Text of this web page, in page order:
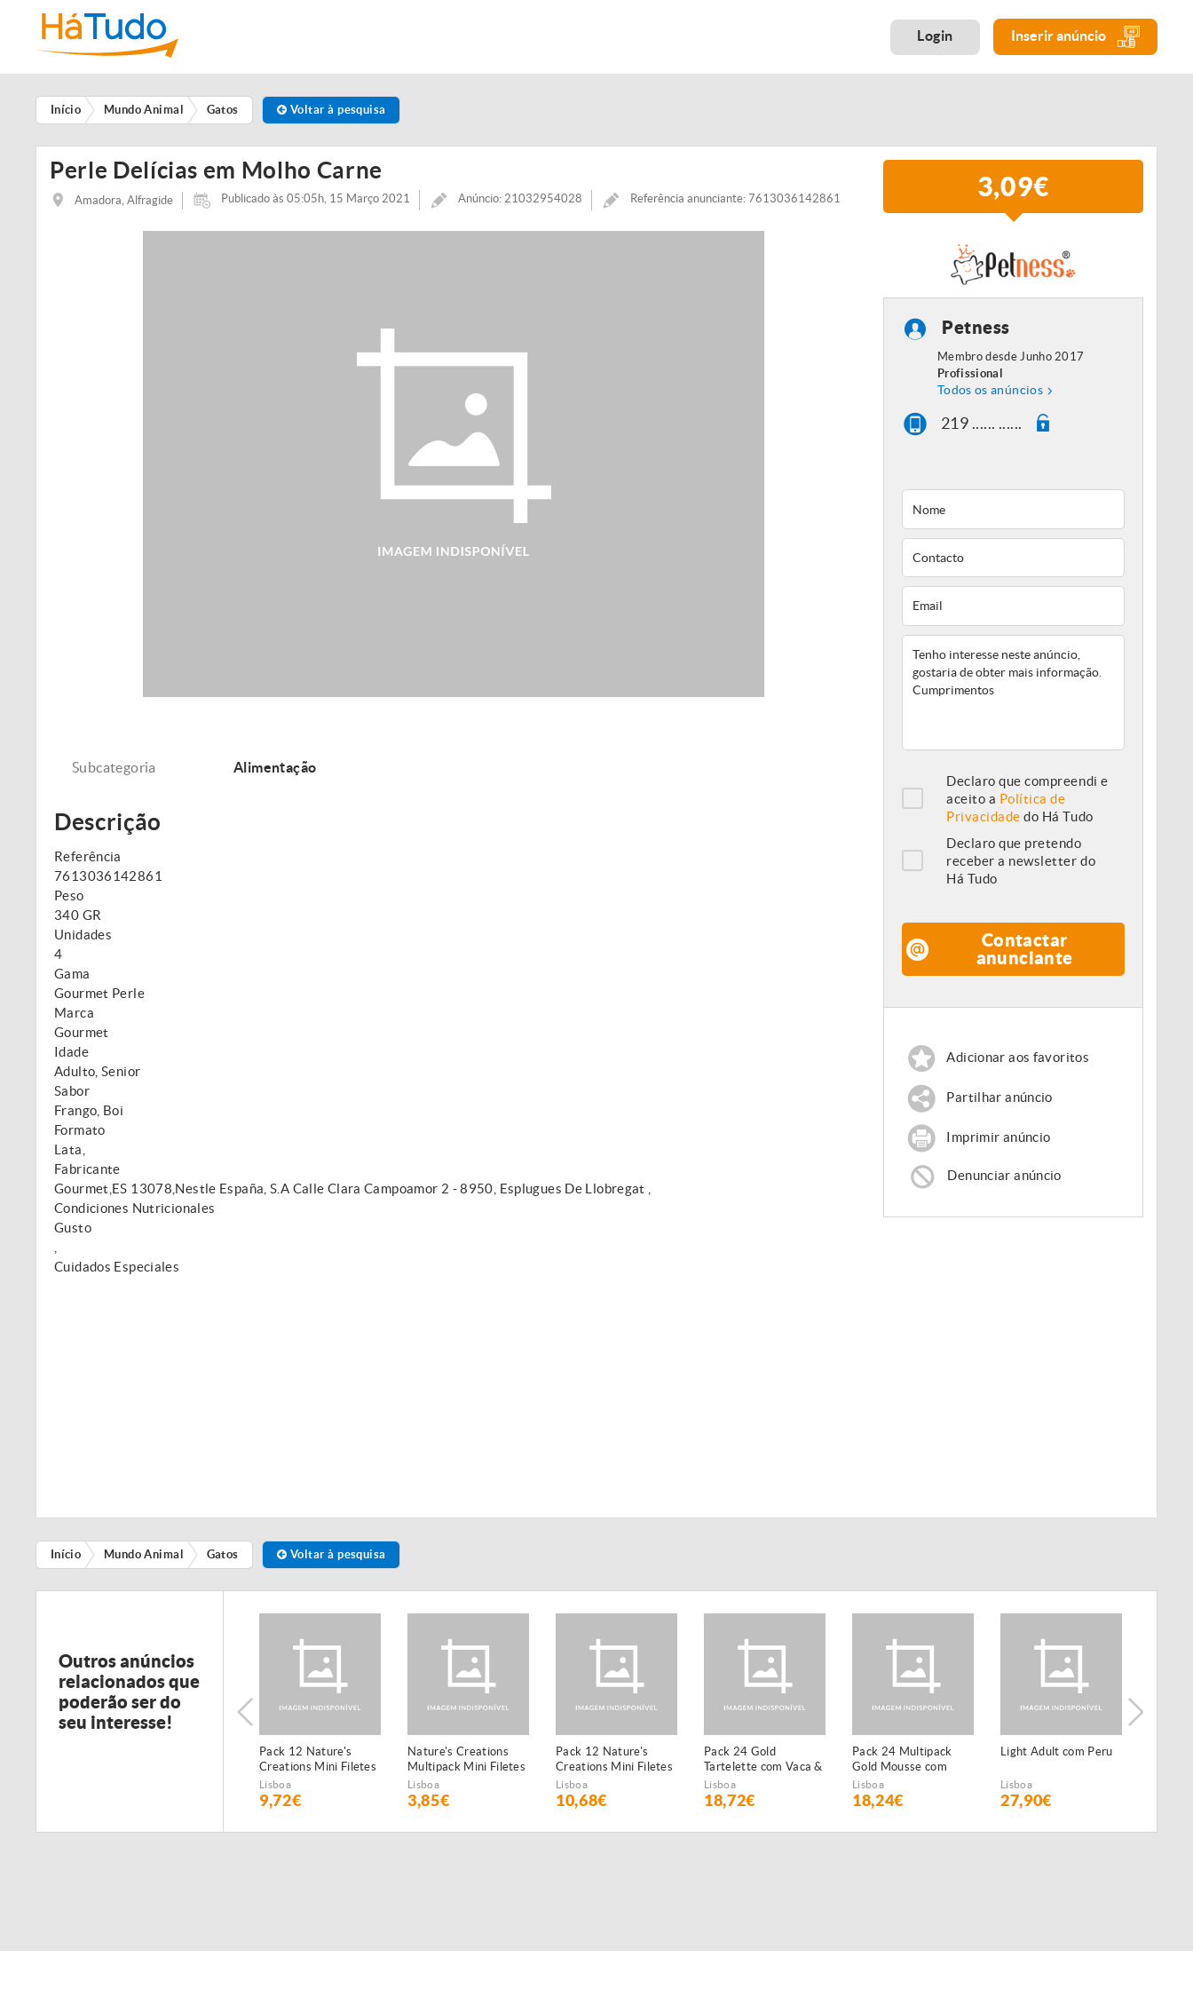
Login Inserir anúncio
Início Mundo Animal Gatos Voltar à pesquisa
Perle Delícias em Molho Carne
Amadora, Alfragide Publicado às 05:05h, 15 Março 2021 Anúncio: 21032954028 Referência anunciante: 7613036142861 3,09€
Subcategoria Alimentação
Descrição
Referência
7613036142861
Peso
340 GR
Unidades
4
Gama
Gourmet Perle
Marca
Gourmet
Idade
Adulto, Senior
Sabor
Frango, Boi
Formato
Lata,
Fabricante
Gourmet,ES 13078,Nestle España, S.A Calle Clara Campoamor 2 - 8950, Esplugues De Llobregat ,
Condiciones Nutricionales
Gusto
Cuidados Especiales
Petness
Membro desde Junho 2017
Profissional
Todos os anúncios
219 ...... ......
Declaro que compreendi e
aceito a Política de
Privacidade do Há Tudo
Declaro que pretendo
receber a newsletter do
Há Tudo
Contactar
anunciante
Adicionar aos favoritos
Partilhar anúncio
Imprimir anúncio
Denunciar anúncio
Início Mundo Animal Gatos Voltar à pesquisa
Outros anúncios
relacionados que
poderão ser do
seu interesse!
Pack 12 Nature's
Creations Mini Filetes
de Boi
Lisboa
9,72€
Nature's Creations
Multipack Mini Filetes
de Peixe do Oceano e
atum
Lisboa
3,85€
Pack 12 Nature's
Creations Mini Filetes
de Frango
Lisboa
10,68€
Pack 24 Gold
Tartelette com Vaca &
Tomate
Lisboa
18,72€
Pack 24 Multipack
Gold Mousse com
Salmão
Lisboa
18,24€
Light Adult com Peru
Lisboa
27,90€